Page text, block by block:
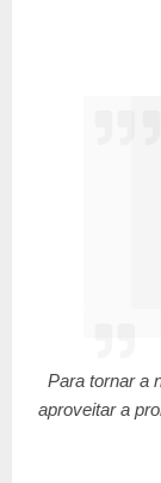
Para tornar a
aproveitar a